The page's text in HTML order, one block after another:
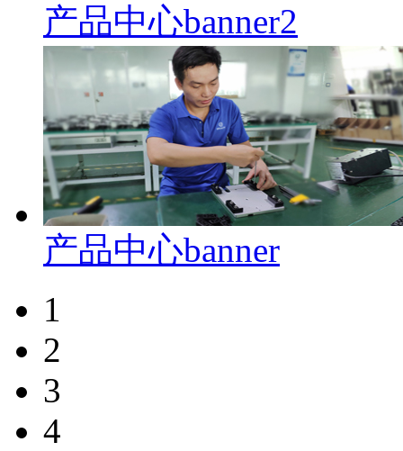
产品中心banner2
产品中心banner
1
2
3
4